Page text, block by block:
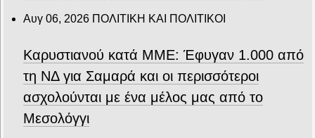
Αυγ 06, 2026 ΠΟΛΙΤΙΚΗ ΚΑΙ ΠΟΛΙΤΙΚΟΙ
Καρυστιανού κατά ΜΜΕ: Έφυγαν 1.000 από
τη ΝΔ για Σαμαρά και οι περισσότεροι
ασχολούνται με ένα μέλος μας από το
Μεσολόγγι